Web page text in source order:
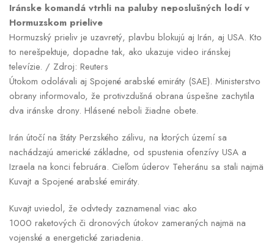
Iránske komandá vtrhli na paluby neposlušných lodí v
Hormuzskom prielive
Hormuzský prieliv je uzavretý, plavbu blokujú aj Irán, aj USA. Kto
to nerešpektuje, dopadne tak, ako ukazuje video iránskej
televízie. / Zdroj: Reuters
Útokom odolávali aj Spojené arabské emiráty (SAE). Ministerstvo
obrany informovalo, že protivzdušná obrana úspešne zachytila
dva iránske drony. Hlásené neboli žiadne obete.
Irán útočí na štáty Perzského zálivu, na ktorých území sa
nachádzajú americké základne, od spustenia ofenzívy USA a
Izraela na konci februára. Cieľom úderov Teheránu sa stali najmä
Kuvajt a Spojené arabské emiráty.
Kuvajt uviedol, že odvtedy zaznamenal viac ako
1000 raketových či dronových útokov zameraných najmä na
vojenské a energetické zariadenia.